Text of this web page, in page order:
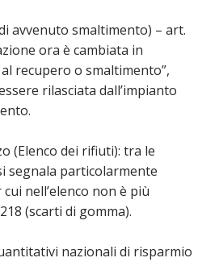
avvenuto smaltimento) – art.
ora è cambiata in
recupero o smaltimento”,
rilasciata dall’impianto
(Elenco dei rifiuti): tra le
segnala particolarmente
nell’elenco non è più
(scarti di gomma).
nazionali di risparmio